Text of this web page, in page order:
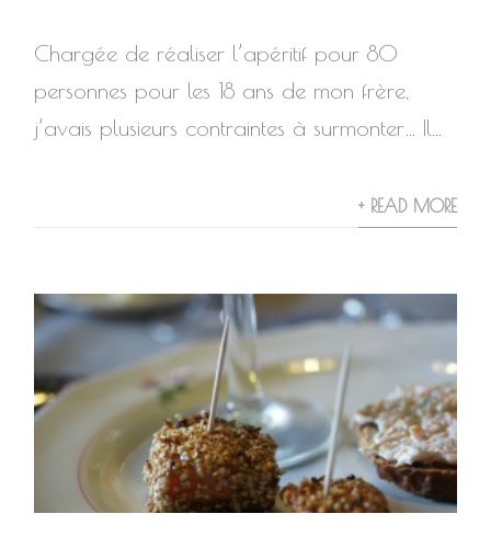
Chargée de réaliser l’apéritif pour 80
personnes pour les 18 ans de mon frère,
j’avais plusieurs contraintes à surmonter… Il...
+ READ MORE